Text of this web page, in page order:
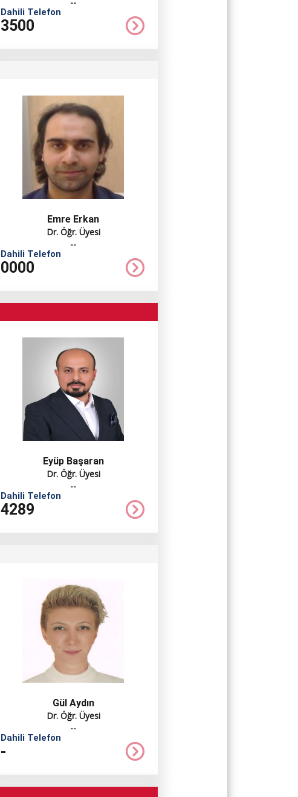
Dahili Telefon
3500
Emre Erkan
Dr. Öğr. Üyesi
--
Dahili Telefon
0000
Eyüp Başaran
Dr. Öğr. Üyesi
--
Dahili Telefon
4289
Gül Aydın
Dr. Öğr. Üyesi
--
Dahili Telefon
-